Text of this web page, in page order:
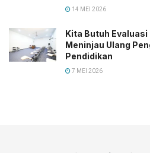
14 MEI 2026
Kita Butuh
Meninjau Ulang
Pendidikan
7 MEI 2026